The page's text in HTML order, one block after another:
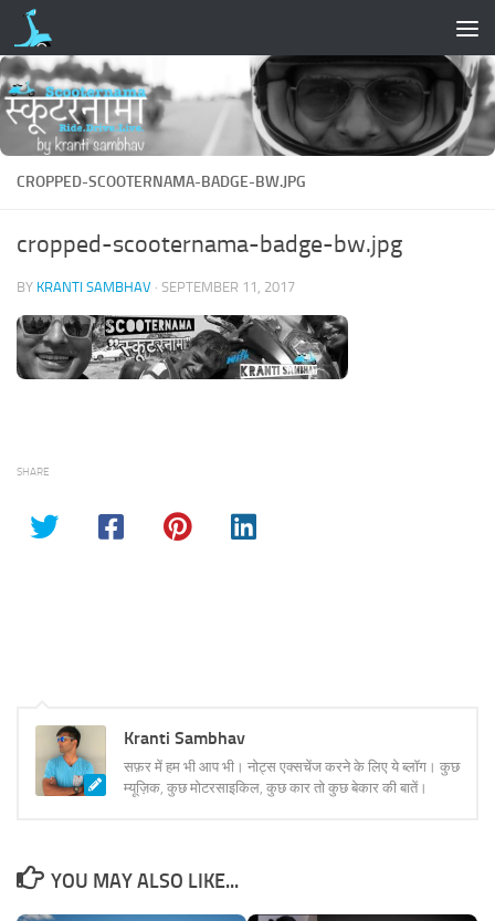
Skip to content
CROPPED-SCOOTERNAMA-BADGE-BW.JPG
cropped-scooternama-badge-bw.jpg
BY KRANTI SAMBHAV · SEPTEMBER 11, 2017
SHARE
Kranti Sambhav
सफ़र में हम भी आप भी। नोट्स एक्सचेंज करने के लिए ये ब्लॉग। कुछ
म्यूज़िक, कुछ मोटरसाइकिल, कुछ कार तो कुछ बेकार की बातें।
YOU MAY ALSO LIKE...